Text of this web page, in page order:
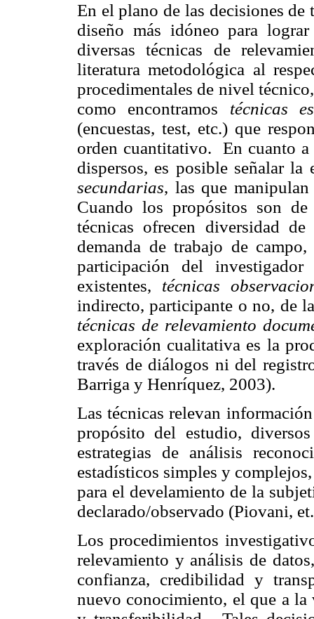
En el plano de las decisiones
diseño más idóneo para
diversas técnicas de
literatura metodológica al
procedimentales de nivel
como encontramos técnicas
(encuestas, test, etc.) que
orden cuantitativo. En cuanto a
dispersos, es posible señalar
secundarias, las que
Cuando los propósitos son
técnicas ofrecen diversidad
demanda de trabajo de
participación del
existentes, técnicas
indirecto, participante o no, de
técnicas de relevamiento
exploración cualitativa es la
través de diálogos ni del
Barriga y Henríquez, 2003).
Las técnicas relevan
propósito del estudio,
estrategias de análisis
estadísticos simples y
para el develamiento de la
declarado/observado (Piovani,
Los procedimientos
relevamiento y análisis de
confianza, credibilidad y
nuevo conocimiento, el que a la